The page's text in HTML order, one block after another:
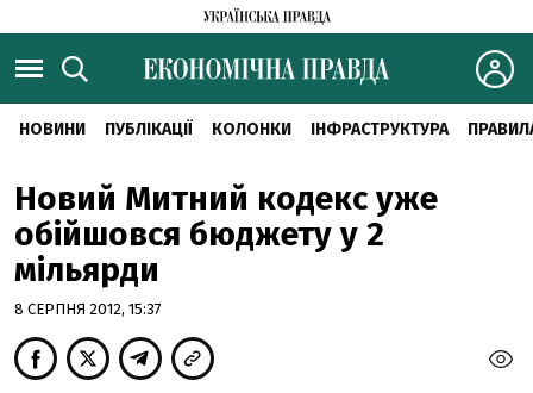
НОВИНИ ПУБЛІКАЦІЇ КОЛОНКИ ІНФРАСТРУКТУРА
Новий Митний кодекс уже
обійшовся бюджету у 2
мільярди
8 СЕРПНЯ 2012, 15:37